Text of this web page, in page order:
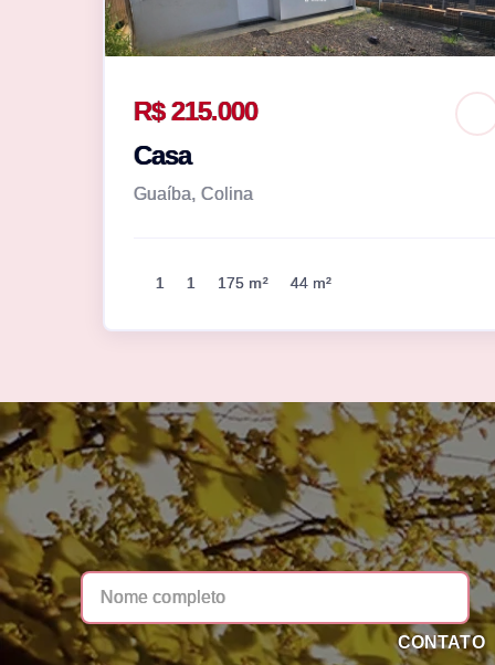
R$ 215.000
Casa
Guaíba, Colina
1 1 175 m² 44 m²
CONTATO